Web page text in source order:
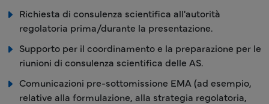
Richiesta di consulenza scientifica all'autorità
regolatoria prima/durante la presentazione.
Supporto per il coordinamento e la preparazione per le
riunioni di consulenza scientifica delle AS.
Comunicazioni pre-sottomissione EMA (ad esempio,
relative alla formulazione, alla strategia regolatoria,